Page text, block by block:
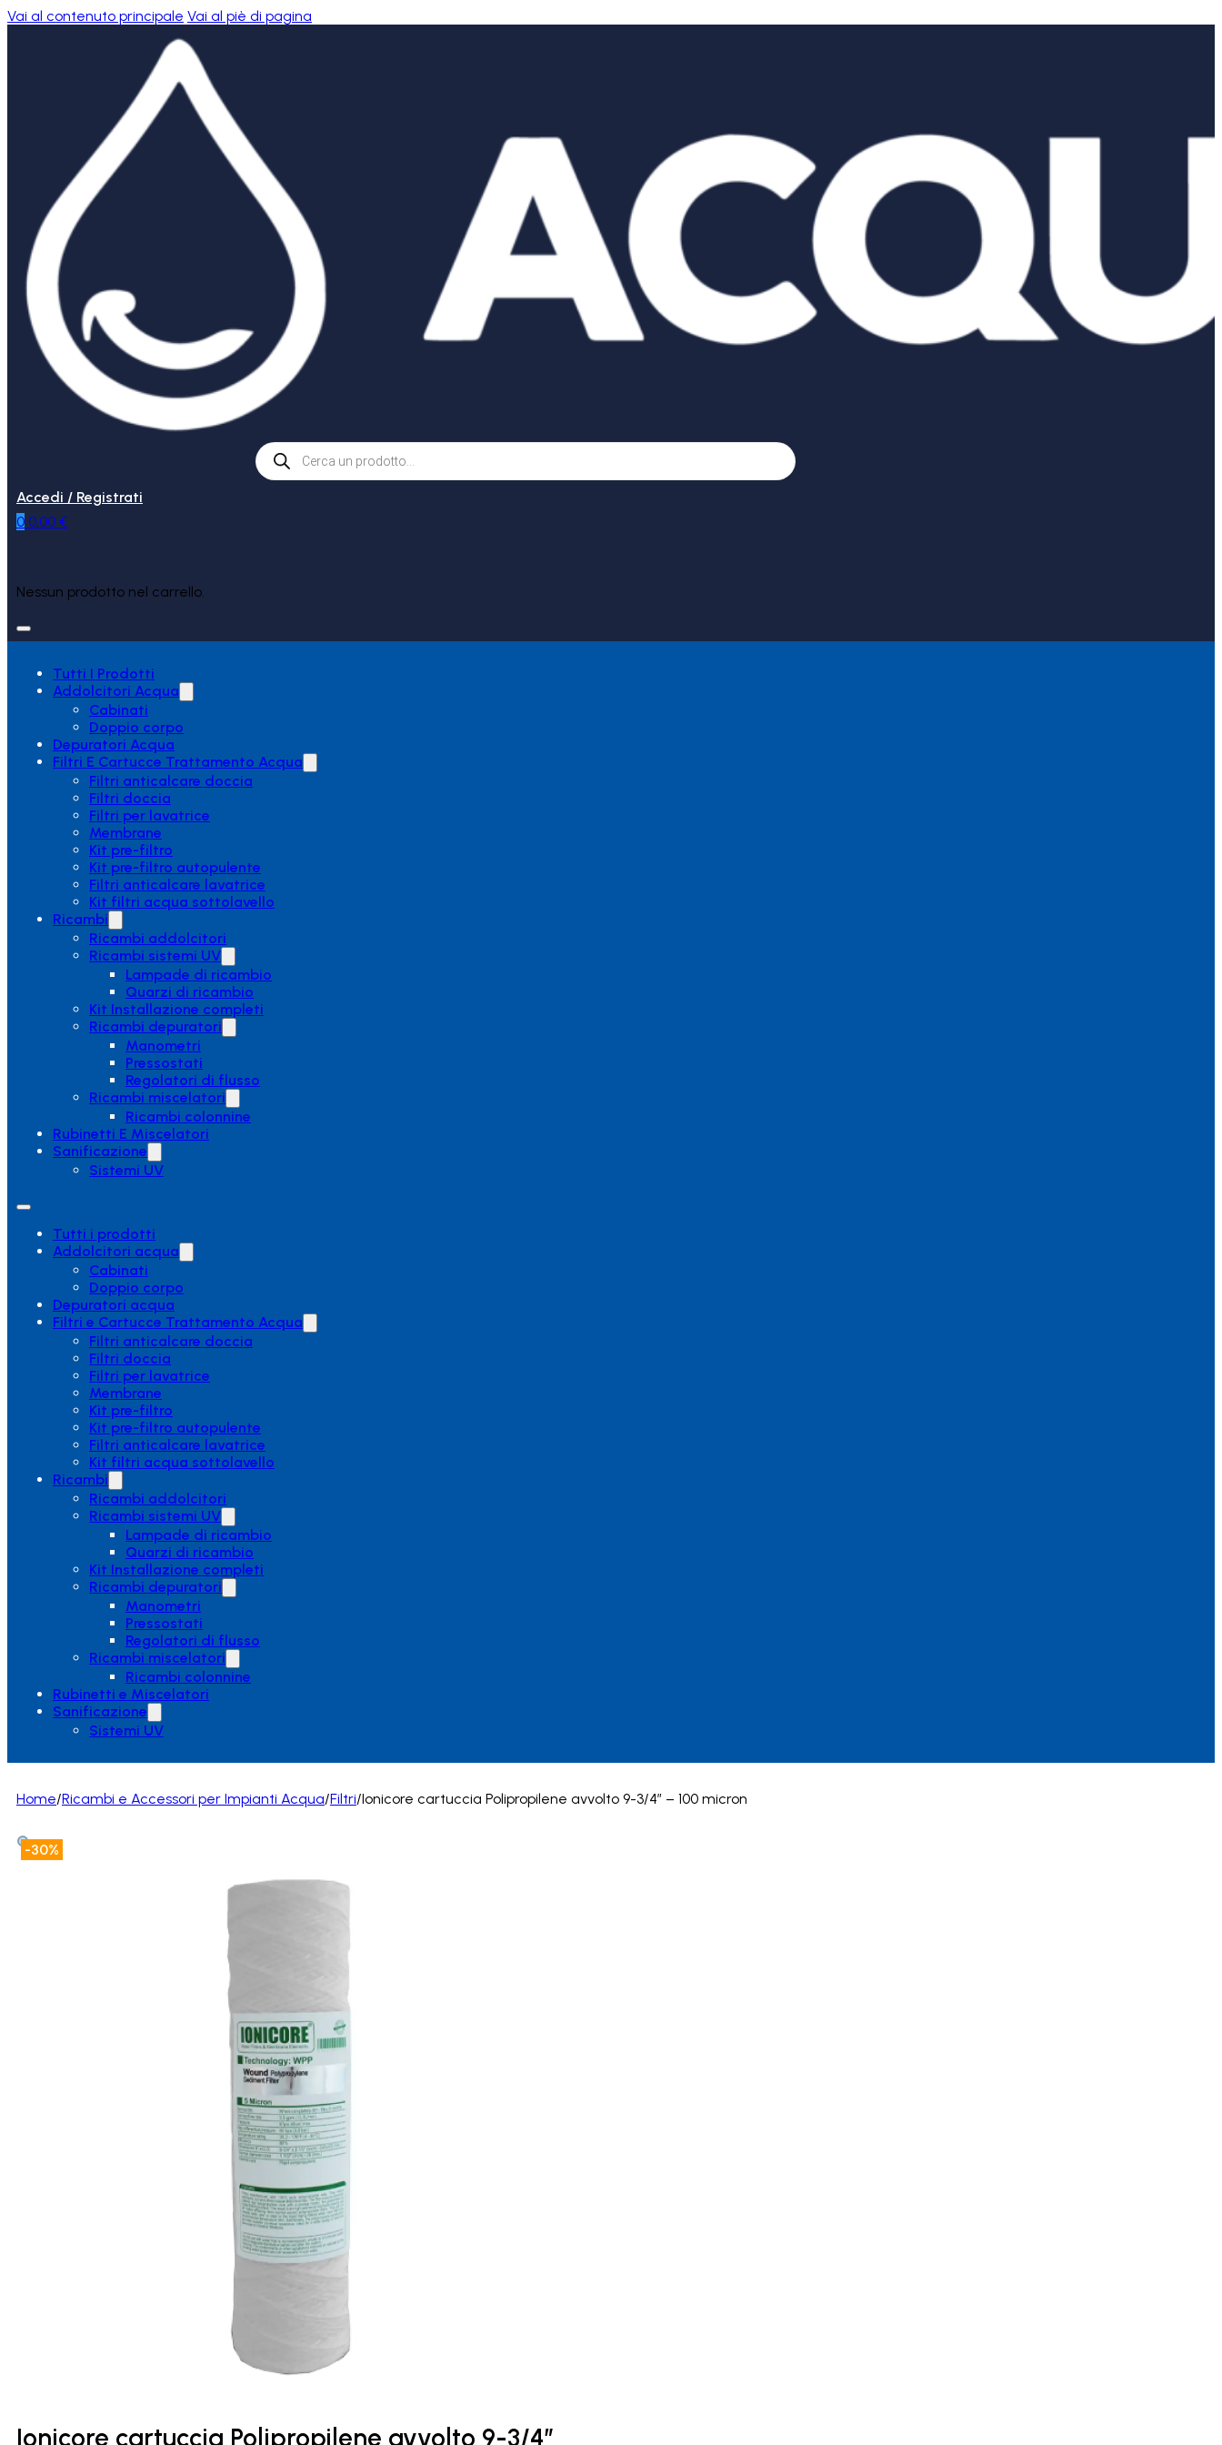
Vai al contenuto principale Vai al piè di pagina
Products
search
Accedi / Registrati
0 0,00 €
Nessun prodotto nel carrello.
Tutti I Prodotti
Addolcitori Acqua
Cabinati
Doppio corpo
Depuratori Acqua
Filtri E Cartucce Trattamento Acqua
Filtri anticalcare doccia
Filtri doccia
Filtri per lavatrice
Membrane
Kit pre-filtro
Kit pre-filtro autopulente
Filtri anticalcare lavatrice
Kit filtri acqua sottolavello
Ricambi
Ricambi addolcitori
Ricambi sistemi UV
Lampade di ricambio
Quarzi di ricambio
Kit Installazione completi
Ricambi depuratori
Manometri
Pressostati
Regolatori di flusso
Ricambi miscelatori
Ricambi colonnine
Rubinetti E Miscelatori
Sanificazione
Sistemi UV
Tutti i prodotti
Addolcitori acqua
Cabinati
Doppio corpo
Depuratori acqua
Filtri e Cartucce Trattamento Acqua
Filtri anticalcare doccia
Filtri doccia
Filtri per lavatrice
Membrane
Kit pre-filtro
Kit pre-filtro autopulente
Filtri anticalcare lavatrice
Kit filtri acqua sottolavello
Ricambi
Ricambi addolcitori
Ricambi sistemi UV
Lampade di ricambio
Quarzi di ricambio
Kit Installazione completi
Ricambi depuratori
Manometri
Pressostati
Regolatori di flusso
Ricambi miscelatori
Ricambi colonnine
Rubinetti e Miscelatori
Sanificazione
Sistemi UV
Home/Ricambi e Accessori per Impianti Acqua/Filtri/Ionicore cartuccia Polipropilene avvolto 9-3/4″ – 100 micron
-30%
Ionicore cartuccia Polipropilene avvolto 9-3/4″